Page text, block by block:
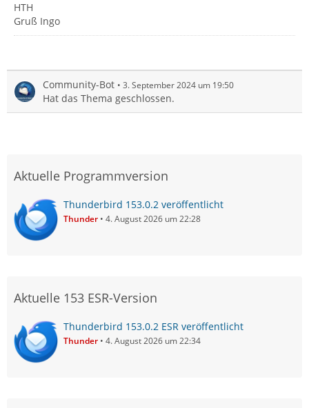
HTH
Gruß Ingo
Community-Bot 3. September 2024 um 19:50
Hat das Thema geschlossen.
Aktuelle Programmversion
Thunderbird 153.0.2 veröffentlicht
Thunder 4. August 2026 um 22:28
Aktuelle 153 ESR-Version
Thunderbird 153.0.2 ESR veröffentlicht
Thunder 4. August 2026 um 22:34